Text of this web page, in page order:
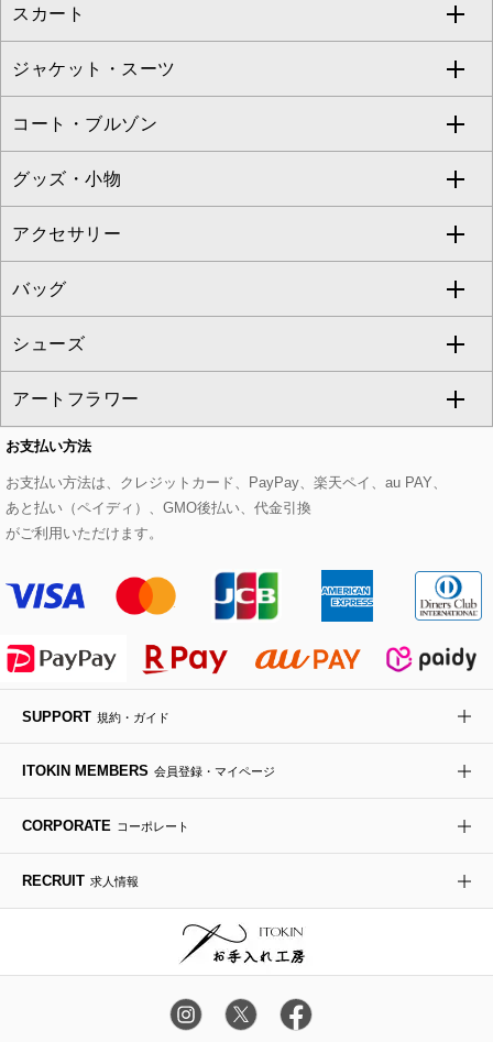
eur3
Maison de CINQ
MK MICHEL KLEIN BAG
HIROKO KOSHINO
re:edition project 165
ブラウス・シャツ
ニット・セーター
カーディガン
アンサンブルセット
ベスト・ジレ
パーカー
タンクトップ・キャミソール
スウェット・ジャージー
その他のトップス
ワンピース
ドレス
チュニック
ジャンパースカート
その他のワンピース・ドレス
すべてのパンツ
フルレングスパンツ
クロップド・半端丈パンツ
ガウチョ・ワイドパンツ
ハーフ・ショート丈パンツ
サロペット・オールインワン
その他のパンツ
スカート
すべてのスカート
ロング・マキシ丈スカート
ひざ丈スカート
ミモレ丈スカート
ショート・ミニ丈スカート
その他のスカート
ジャケット・スーツ
すべてのジャケット・スーツ
テーラードジャケット
ノーカラージャケット
セットアップ
セットアップジャケット
セットアップパンツ
セットアップスカート
セットアップワンピース
コート・ブルゾン
すべてのコート・ブルゾン
トレンチコート
ピーコート
ダッフルコート
チェスターコート
モッズコート
ステンカラーコート
ライダースジャケット
デニムジャケット
ダウンジャケット・コート
その他のコート・ブルゾン
グッズ・小物
すべてのグッズ・小物
マスク
ストール・マフラー・スヌード
ベルト・サスペンダー
帽子
ヘアアクセサリー
ハンカチ・バンダナ
手袋
チャーム・ストラップ
傘・日傘
アクセサリー
すべてのアクセサリー
ネックレス
ピアス・イヤリング
ブレスレット・バングル
ブローチ・コサージュ
バッグ
すべてのバッグ
トートバッグ
ショルダーバッグ
ボストンバッグ
バックパック・リュック
ボディバッグ・メッセンジャーバッグ
トラベルバッグ
ビジネスバッグ
その他のバッグ
シューズ
すべてのシューズ
パンプス
スニーカー
フラットシューズ
ローファー
ドレスシューズ
サンダル・ミュール
その他のシューズ
アートフラワー
すべてのアートフラワー
ローズ
カサブランカ・カラー
ラナンキュラス
ポプリアレンジ＆フレグランス
その他のアートフラワー
お支払い方法
お支払い方法は、クレジットカード、PayPay、楽天ペイ、au PAY、
あと払い（ペイディ）、GMO後払い、代金引換
がご利用いただけます。
SUPPORT 規約・ガイド
ITOKIN MEMBERS 会員登録・マイページ
CORPORATE コーポレート
RECRUIT 求人情報